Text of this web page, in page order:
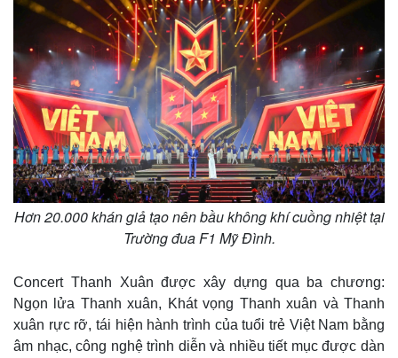
Hơn 20.000 khán giả tạo nên bầu không khí cuồng nhiệt tại
Trường đua F1 Mỹ Đình.
Concert Thanh Xuân được xây dựng qua ba chương:
Ngọn lửa Thanh xuân, Khát vọng Thanh xuân và Thanh
xuân rực rỡ, tái hiện hành trình của tuổi trẻ Việt Nam bằng
âm nhạc, công nghệ trình diễn và nhiều tiết mục được dàn